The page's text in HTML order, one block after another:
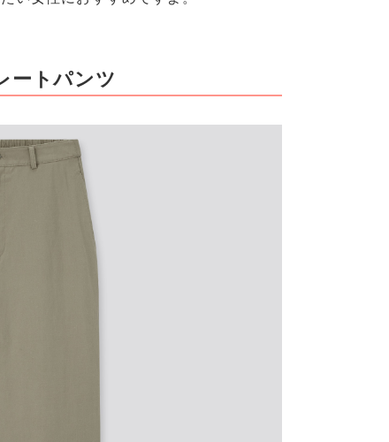
ートパンツ